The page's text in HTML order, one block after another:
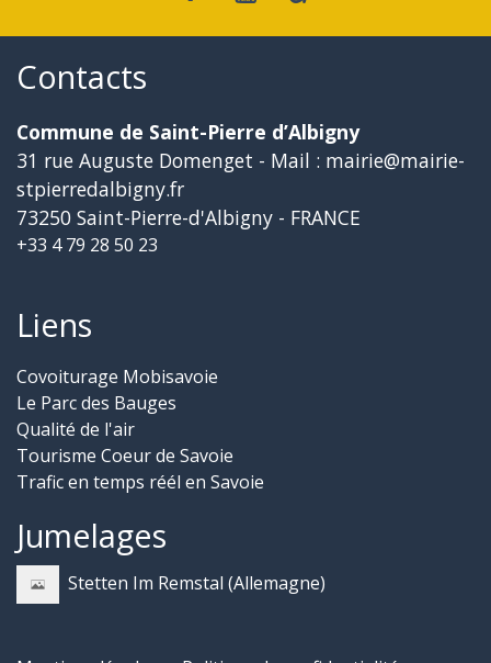
Contacts
Commune de Saint-Pierre d’Albigny
31 rue Auguste Domenget - Mail : mairie@mairie-
stpierredalbigny.fr
73250 Saint-Pierre-d'Albigny - FRANCE
+33 4 79 28 50 23
Liens
Covoiturage Mobisavoie
Le Parc des Bauges
Qualité de l'air
Tourisme Coeur de Savoie
Trafic en temps réél en Savoie
Jumelages
Stetten Im Remstal (Allemagne)